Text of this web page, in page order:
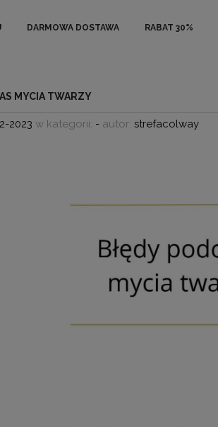
DARMOWA DOSTAWA RABAT 30%
MYCIA TWARZY
2023 w kategorii: - autor: strefacolway